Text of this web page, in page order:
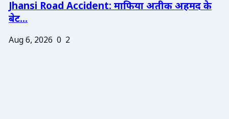
Jhansi Road Accident: माफिया अतीक अहमद के
बेट...
Aug 6, 2026 0 2